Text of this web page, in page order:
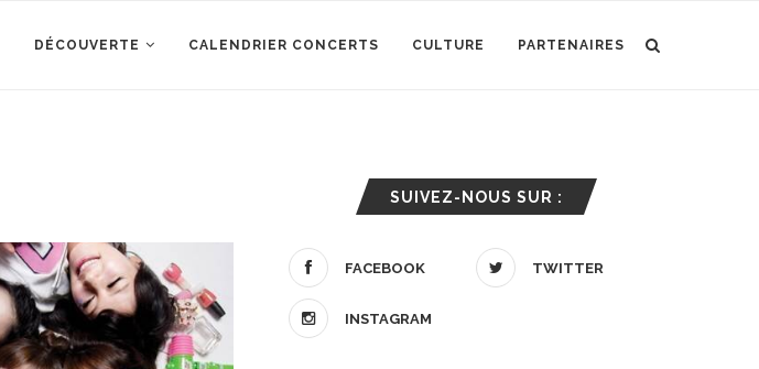
DÉCOUVERTE CALENDRIER CONCERTS CULTURE PARTENAIRES
SUIVEZ-NOUS SUR :
FACEBOOK TWITTER
INSTAGRAM